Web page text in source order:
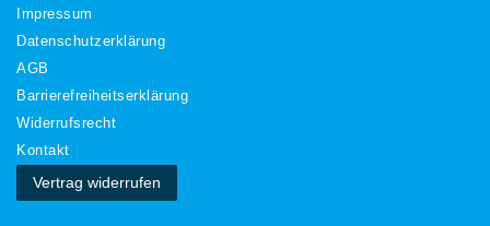
Impressum
Daten­schutz­erklärung
AGB
Barrierefreiheitserklärung
Widerrufs­recht
Kontakt
Vertrag widerrufen